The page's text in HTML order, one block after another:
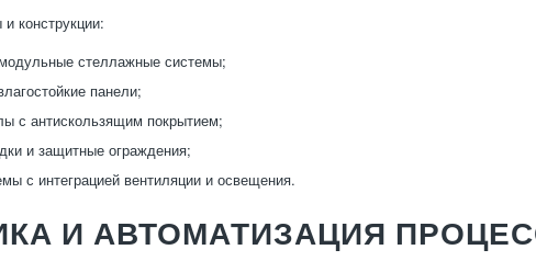
конструкции:
стеллажные системы;
панели;
с антискользящим покрытием;
и защитные ограждения;
с интеграцией вентиляции и освещения.
И АВТОМАТИЗАЦИЯ